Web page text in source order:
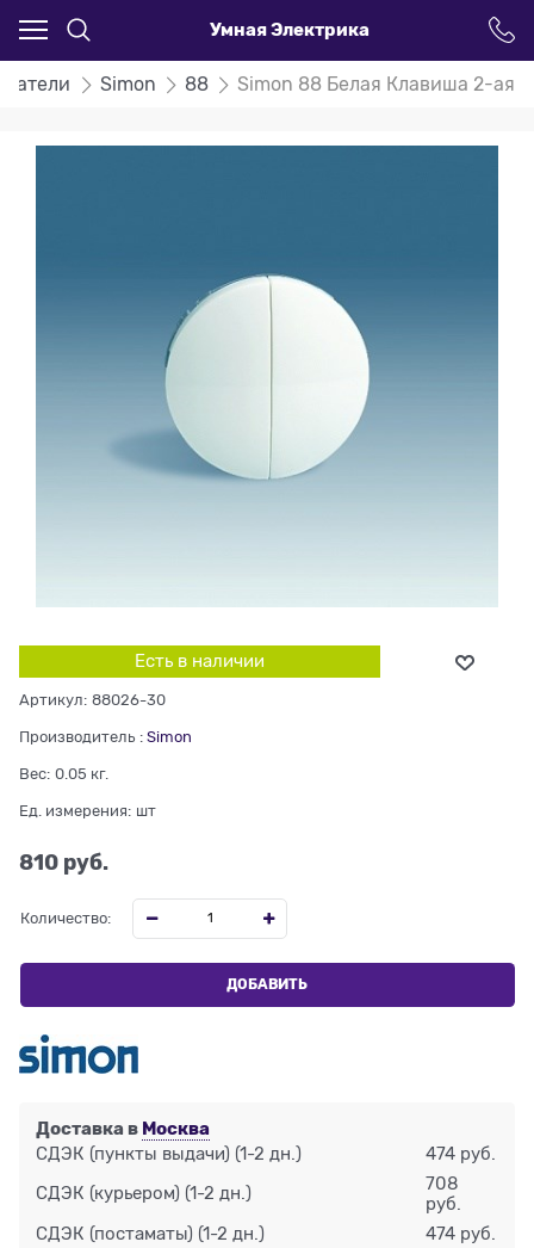
Умная Электрика
Simon 88 Simon 88 Белая Клавиша 2-ая
Есть в наличии
Артикул: 88026-30
Производитель : Simon
Вес: 0.05 кг.
Ед. измерения: шт
810 руб.
Количество:
ДОБАВИТЬ
Доставка в Москва
СДЭК (пункты выдачи) (1-2 дн.) 474 руб.
СДЭК (курьером) (1-2 дн.)
708
руб.
СДЭК (постаматы) (1-2 дн.) 474 руб.